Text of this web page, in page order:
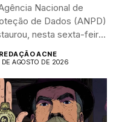
Nacional de
de Dados (ANPD)
nesta sexta-feira
REDAÇÃO ACNE
DE AGOSTO DE 2026